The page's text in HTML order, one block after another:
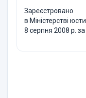
Зареєстровано
в Міністерстві
8 серпня 2008 р.